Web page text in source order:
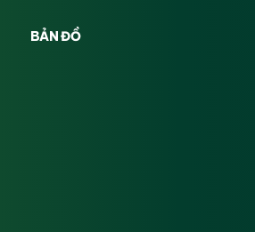
BẢN ĐỒ